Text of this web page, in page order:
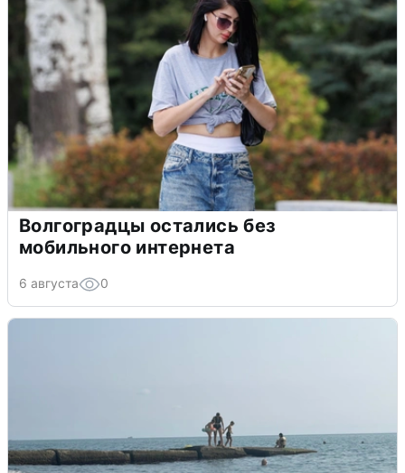
Волгоградцы остались без
мобильного интернета
6 августа 0